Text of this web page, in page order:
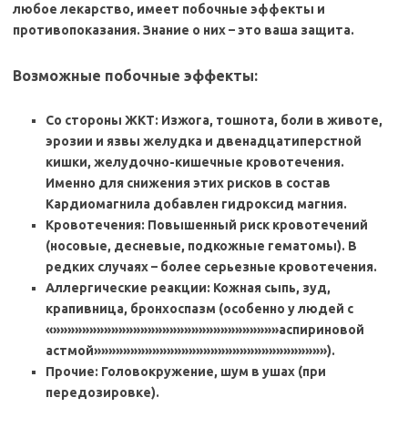
любое лекарство, имеет побочные эффекты и
противопоказания. Знание о них – это ваша защита.
Возможные побочные эффекты:
Со стороны ЖКТ: Изжога, тошнота, боли в животе,
эрозии и язвы желудка и двенадцатиперстной
кишки, желудочно-кишечные кровотечения.
Именно для снижения этих рисков в состав
Кардиомагнила добавлен гидроксид магния.
Кровотечения: Повышенный риск кровотечений
(носовые, десневые, подкожные гематомы). В
редких случаях – более серьезные кровотечения.
Аллергические реакции: Кожная сыпь, зуд,
крапивница, бронхоспазм (особенно у людей с
«»»»»»»»»»»»»»»»»»»»»»»»»»»»»»»»аспириновой
астмой»»»»»»»»»»»»»»»»»»»»»»»»»»»»»»»»).
Прочие: Головокружение, шум в ушах (при
передозировке).